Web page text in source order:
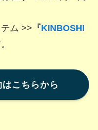
ム >> 『KINBOSHI
こちらから